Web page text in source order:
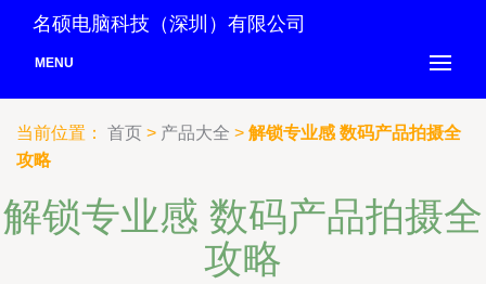
名硕电脑科技（深圳）有限公司
MENU
当前位置： 首页 > 产品大全 > 解锁专业感 数码产品拍摄全
攻略
解锁专业感 数码产品拍摄全
攻略